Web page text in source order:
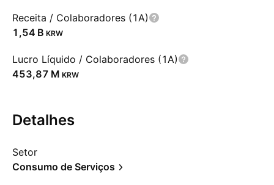
Receita / Colaboradores (1A)
‪1,54 B‬ KRW
Lucro Líquido / Colaboradores (1A)
‪453,87 M‬ KRW
Detalhes
Setor
Consumo de Serviços